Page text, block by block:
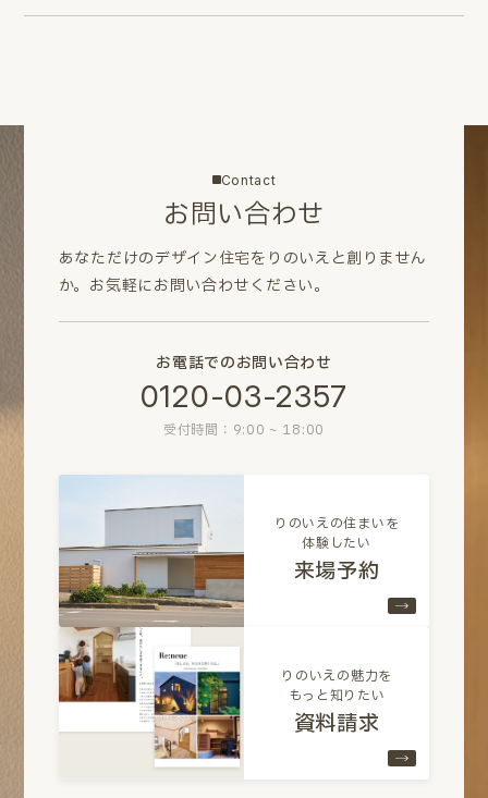
Contact
お問い合わせ
あなただけのデザイン住宅をりのいえと創りません
か。 お気軽にお問い合わせください。
お電話でのお問い合わせ
0120-03-2357
受付時間：9:00 ~ 18:00
りのいえの住まいを
体験したい
来場予約
りのいえの魅力を
もっと知りたい
資料請求